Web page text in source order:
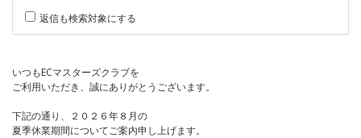
返信も検索対象にする
いつもECマスターズクラブを
ご利用いただき、誠にありがとうございます。
下記の通り、２０２６年８月の
夏季休業期間についてご案内申し上げます。